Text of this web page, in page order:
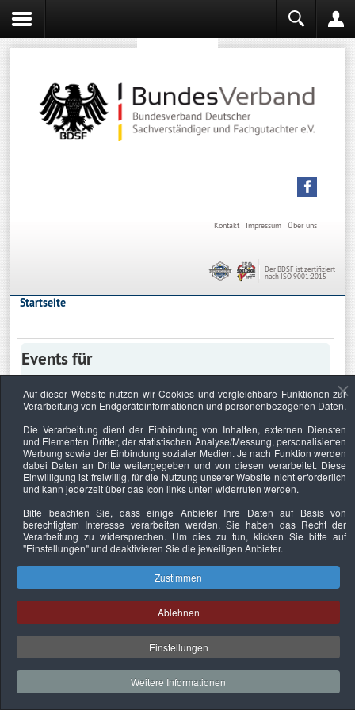
Über uns
Impressum
Kontakt
Der BDSF ist zertifiziert
nach ISO 9001:2015
Startseite
Events für
Keine Termine
Datenschutzerklärung Urheberrechtsnachweise Nachhaltigkeit
Copyright © 2026. Bundesverband Deutscher
Sachverständiger und Fachgutachter e.V..
Auf dieser Website nutzen wir Cookies und vergleichbare Funktionen zur
Verarbeitung von Endgeräteinformationen und personenbezogenen Daten.
Die Verarbeitung dient der Einbindung von Inhalten, externen Diensten
und Elementen Dritter, der statistischen Analyse/Messung, personalisierten
Werbung sowie der Einbindung sozialer Medien. Je nach Funktion werden
dabei Daten an Dritte weitergegeben und von diesen verarbeitet. Diese
Einwilligung ist freiwillig, für die Nutzung unserer Website nicht erforderlich
und kann jederzeit über das Icon links unten widerrufen werden.
Bitte beachten Sie, dass einige Anbieter Ihre Daten auf Basis von
berechtigtem Interesse verarbeiten werden. Sie haben das Recht der
Verarbeitung zu widersprechen. Um dies zu tun, klicken Sie bitte auf
"Einstellungen"und deaktivieren Sie die jeweiligen Anbieter.
Zustimmen
Ablehnen
Einstellungen
Weitere Informationen